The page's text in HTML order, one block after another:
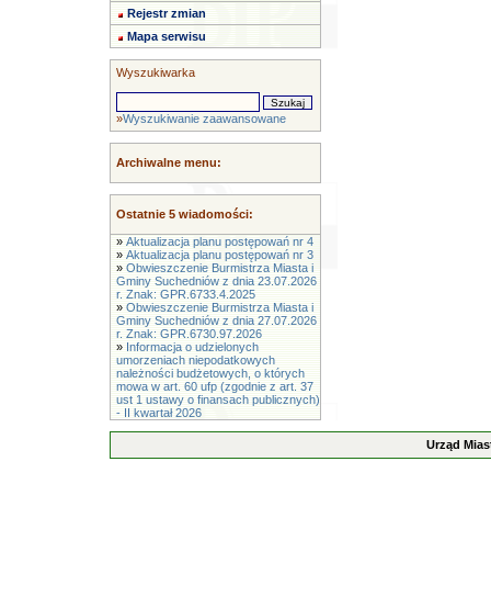
Rejestr zmian
Mapa serwisu
Wyszukiwarka
»Wyszukiwanie zaawansowane
Archiwalne menu:
Ostatnie 5 wiadomości:
» Aktualizacja planu postępowań nr 4
» Aktualizacja planu postępowań nr 3
» Obwieszczenie Burmistrza Miasta i
Gminy Suchedniów z dnia 23.07.2026
r. Znak: GPR.6733.4.2025
» Obwieszczenie Burmistrza Miasta i
Gminy Suchedniów z dnia 27.07.2026
r. Znak: GPR.6730.97.2026
» Informacja o udzielonych
umorzeniach niepodatkowych
należności budżetowych, o których
mowa w art. 60 ufp (zgodnie z art. 37
ust 1 ustawy o finansach publicznych)
- II kwartał 2026
Urząd